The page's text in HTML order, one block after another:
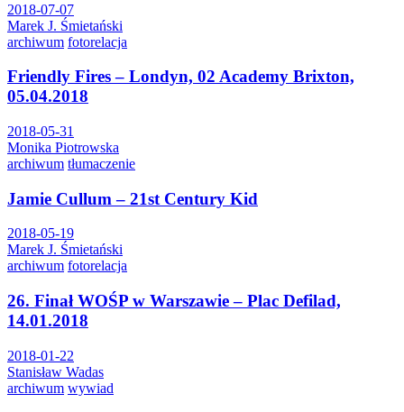
2018-07-07
Marek J. Śmietański
archiwum fotorelacja
Friendly Fires – Londyn, 02 Academy Brixton,
05.04.2018
2018-05-31
Monika Piotrowska
archiwum tłumaczenie
Jamie Cullum – 21st Century Kid
2018-05-19
Marek J. Śmietański
archiwum fotorelacja
26. Finał WOŚP w Warszawie – Plac Defilad,
14.01.2018
2018-01-22
Stanisław Wadas
archiwum wywiad